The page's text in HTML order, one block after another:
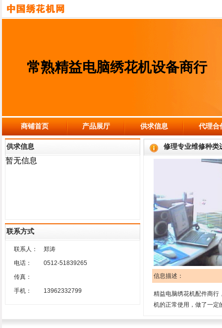
常熟精益电脑绣花机设备商行
商铺首页 产品展厅 供求信息 代理合
供求信息
暂无信息
联系方式
联系人：
郑涛
电话：
0512-51839265
传真：
手机：
13962332799
修理专业维修种类
信息描述：
精益电脑绣花机配件商行
机的正常使用，做了一定